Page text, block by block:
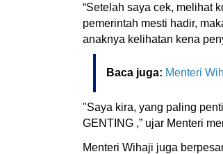
“Setelah saya cek, melihat
pemerintah mesti hadir,
anaknya kelihatan kena
Baca juga: Menteri
"Saya kira, yang paling
GENTING ,” ujar Menteri
Menteri Wihaji juga